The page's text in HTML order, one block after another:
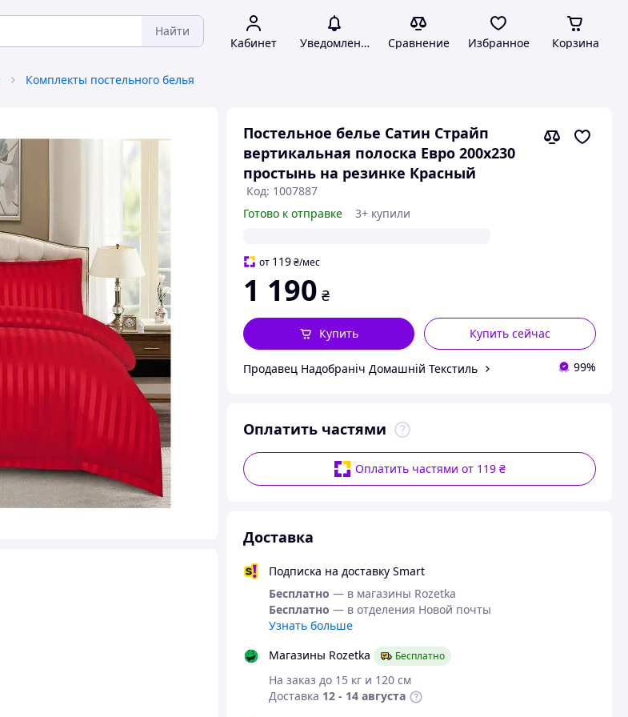
Найти
Кабинет Уведомления Сравнение Избранное Корзина
Комплекты постельного белья
Постельное белье Сатин Страйп
вертикальная полоска Евро 200х230
простынь на резинке Красный
Код: 1007887
Готово к отправке
3+ купили
от 119 ₴/мес
1 190 ₴
Купить сейчас
Купить
Продавец Надобраніч Домашній Текстиль 99%
Оплатить частями
Оплатить частями от 119 ₴
Доставка
Подписка на доставку Smart
Бесплатно — в магазины Rozetka
Бесплатно — в отделения Новой почты
Узнать больше
Магазины Rozetka
Бесплатно
На заказ до 15 кг и 120 см
Доставка 12 - 14 августа